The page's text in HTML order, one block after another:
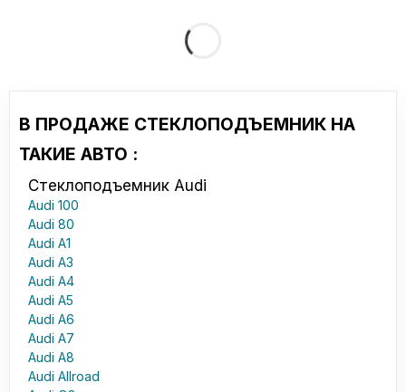
В ПРОДАЖЕ СТЕКЛОПОДЪЕМНИК НА
ТАКИЕ АВТО :
Стеклоподъемник Audi
Audi 100
Audi 80
Audi A1
Audi A3
Audi A4
Audi A5
Audi A6
Audi A7
Audi A8
Audi Allroad